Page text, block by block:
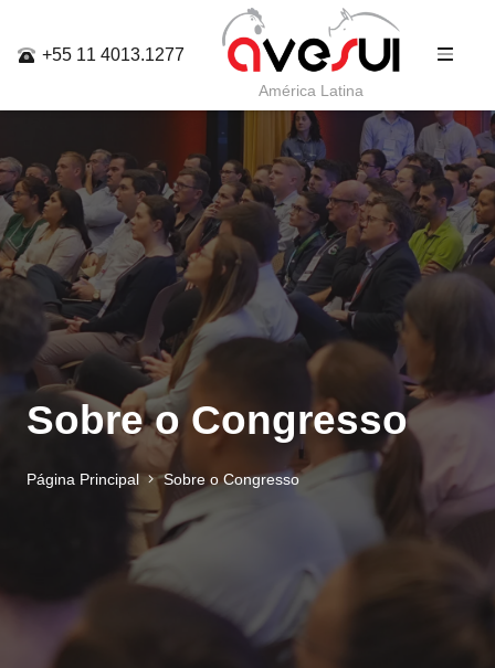
+55 11 4013.1277
América Latina
Sobre o Congresso
Página Principal Sobre o Congresso